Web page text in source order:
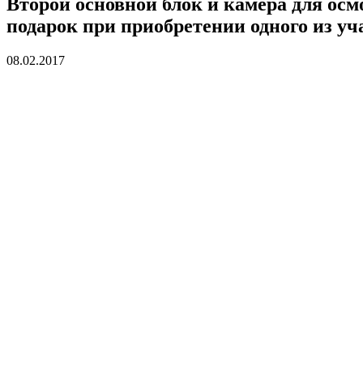
Второй основной блок и камера для
подарок при приобретении одного из
08.02.2017